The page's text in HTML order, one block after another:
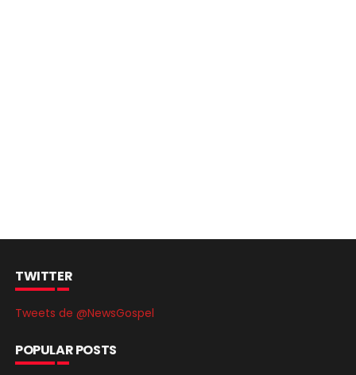
TWITTER
Tweets de @NewsGospel
POPULAR POSTS